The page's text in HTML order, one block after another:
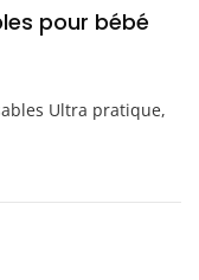
pour bébé
Ultra pratique,